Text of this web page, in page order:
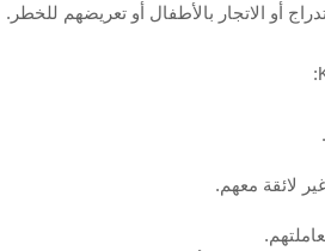
أو الاتجار بالأطفال أو تعريضهم للخطر.
لائقة معهم.